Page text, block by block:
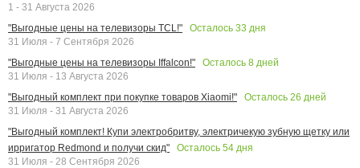
1 - 31 Августа 2026
"Выгодные цены на телевизоры TCL!"
Осталось 33 дня
31 Июля - 7 Сентября 2026
"Выгодные цены на телевизоры Iffalcon!"
Осталось 8 дней
31 Июля - 13 Августа 2026
"Выгодный комплект при покупке товаров Xiaomi!"
Осталось 26 дней
31 Июля - 31 Августа 2026
"Выгодный комплект! Купи электробритву, электричекую зубную щетку или
ирригатор Redmond и получи скид"
Осталось 54 дня
31 Июля - 28 Сентября 2026